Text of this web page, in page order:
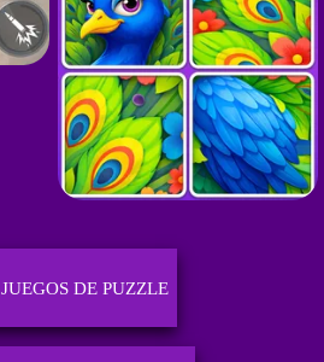
JUEGOS DE PUZZLE